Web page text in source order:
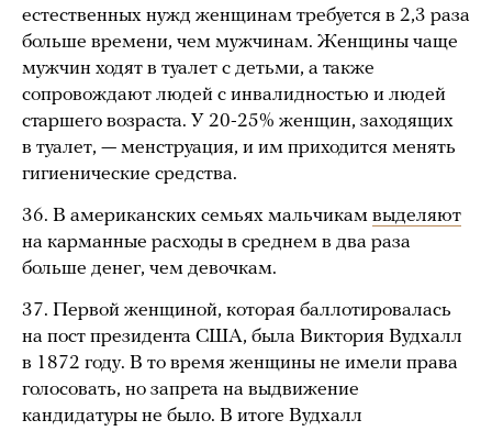
естественных нужд женщинам требуется в 2,3 раза
больше времени, чем мужчинам. Женщины чаще
мужчин ходят в туалет с детьми, а также
сопровождают людей с инвалидностью и людей
старшего возраста. У 20-25% женщин, заходящих
в туалет, — менструация, и им приходится менять
гигиенические средства.
36. В американских семьях мальчикам выделяют
на карманные расходы в среднем в два раза
больше денег, чем девочкам.
37. Первой женщиной, которая баллотировалась
на пост президента США, была Виктория Вудхалл
в 1872 году. В то время женщины не имели права
голосовать, но запрета на выдвижение
кандидатуры не было. В итоге Вудхалл